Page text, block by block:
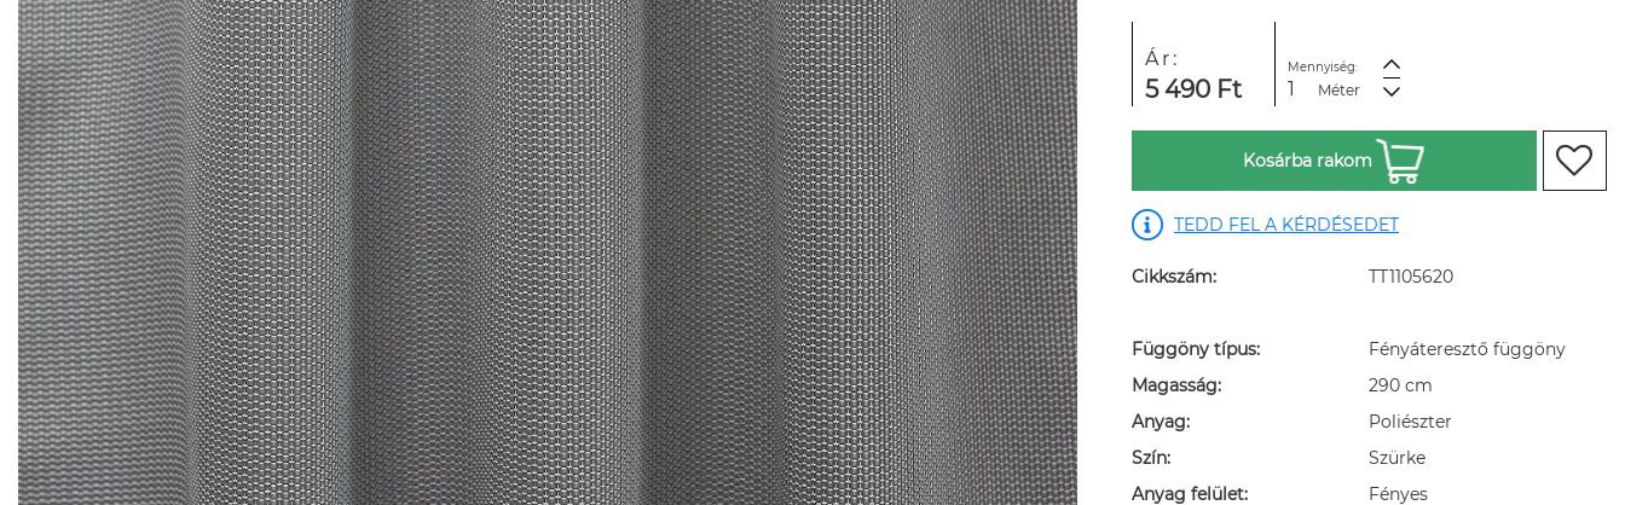
Ár:
5 490 Ft
Mennyiség:
Méter
Kosárba rakom
TEDD FEL A KÉRDÉSEDET
Cikkszám: TT1105620
Függöny típus:
Fényáteresztő függöny
Magasság:
290 cm
Anyag:
Poliészter
Szín:
Szürke
Anyag felület:
Fényes